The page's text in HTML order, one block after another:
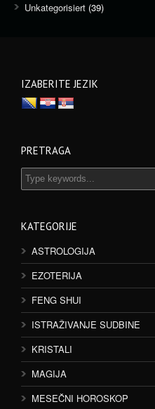
Unkategorisiert (39)
IZABERITE JEZIK
PRETRAGA
KATEGORIJE
ASTROLOGIJA
EZOTERIJA
FENG SHUI
ISTRAŽIVANJE SUDBINE
KRISTALI
MAGIJA
MESEČNI HOROSKOP